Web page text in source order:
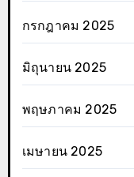
กรกฎาคม 2025
มิถุนายน 2025
พฤษภาคม 2025
เมษายน 2025